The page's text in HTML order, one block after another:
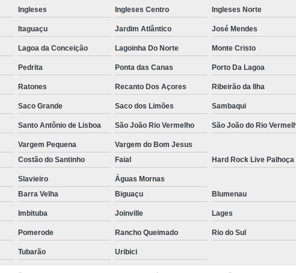
Aluguel de Móveis
Aluguel de Móveis para
Aluguel de Planta
Aluguel de Plantas Naturais
Locação de Paisagismo para Feiras
Locação de
Ingleses Ingleses Centro Ingleses Norte
Itaguaçu Jardim Atlântico José Mendes
Lagoa da Conceição Lagoinha Do Norte Monte Cristo
Pedrita Ponta das Canas Porto Da Lagoa
Ratones Recanto Dos Açores Ribeirão da Ilha
Saco Grande Saco dos Limões Sambaqui
Santo Antônio de Lisboa São João Rio Vermelho São João do Rio
Vargem Pequena
Vargem do Bom Jesus
Costão do Santinho Faial Hard Rock Live Palhoça
Slavieiro
Águas Mornas
Barra Velha Biguaçu Blumenau
Imbituba Joinville Lages
Pomerode Rancho Queimado Rio do Sul
Tubarão Uribici